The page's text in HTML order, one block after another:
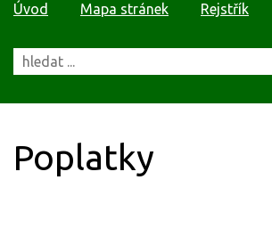
Úvod Mapa stránek Rejstřík
Poplatky